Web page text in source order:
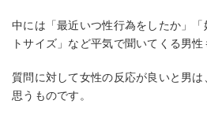
中には「最近いつ性行為をしたか」
トサイズ」など平気で聞いてくる男性
質問に対して女性の反応が良いと男
思うものです。